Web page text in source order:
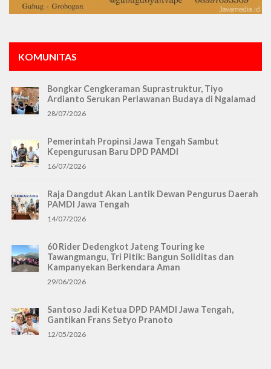
KOMUNITAS
Bongkar Cengkeraman Suprastruktur, Tiyo
Ardianto Serukan Perlawanan Budaya di Ngalamad
28/07/2026
Pemerintah Propinsi Jawa Tengah Sambut
Kepengurusan Baru DPD PAMDI
16/07/2026
Raja Dangdut Akan Lantik Dewan Pengurus Daerah
PAMDI Jawa Tengah
14/07/2026
60 Rider Dedengkot Jateng Touring ke
Tawangmangu, Tri Pitik: Bangun Soliditas dan
Kampanyekan Berkendara Aman
29/06/2026
Santoso Jadi Ketua DPD PAMDI Jawa Tengah,
Gantikan Frans Setyo Pranoto
12/05/2026